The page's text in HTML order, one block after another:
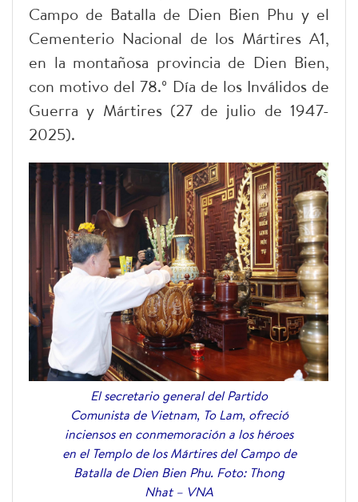
Campo de Batalla de Dien Bien Phu y el
Cementerio Nacional de los Mártires A1,
en la montañosa provincia de Dien Bien,
con motivo del 78.º Día de los Inválidos de
Guerra y Mártires (27 de julio de 1947-
2025).
El secretario general del Partido
Comunista de Vietnam, To Lam, ofreció
inciensos en conmemoración a los héroes
en el Templo de los Mártires del Campo de
Batalla de Dien Bien Phu. Foto: Thong
Nhat – VNA